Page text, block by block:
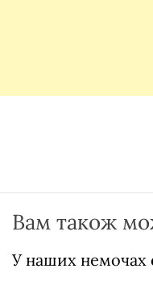
Вам також
У наших немочах